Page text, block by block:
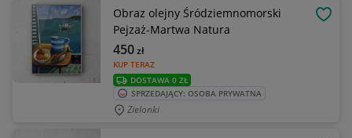
Obraz olejny Śródziemnomorski
Pejzaż-Martwa Natura
KUP TERAZ
450zł
DOSTAWA 0 ZŁ
SPRZEDAJĄCY: OSOBA PRYWATNA
Zielonki